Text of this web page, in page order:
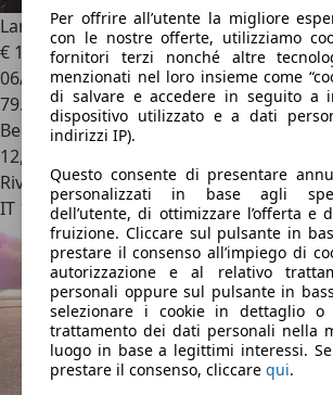
Per offrire all’utente la migliore
con le nostre offerte, utilizziamo
fornitori terzi nonché altre
menzionati nel loro insieme come
di salvare e accedere in seguito a
dispositivo utilizzato e a dati
indirizzi IP).
Questo consente di presentare
personalizzati in base agli
dell’utente, di ottimizzare l’offerta e
fruizione. Cliccare sul pulsante in
prestare il consenso all’impiego di
autorizzazione e al relativo
personali oppure sul pulsante in
selezionare i cookie in dettaglio
trattamento dei dati personali nella
luogo in base a legittimi interessi. Se
prestare il consenso, cliccare qui.
Lamborghini UrusUrus 4.0 V8 auto
€ 189.990
06/2019
79.000 km
Benzina
12,6 l/100 km (comb.)
Rivenditore
IT 10148